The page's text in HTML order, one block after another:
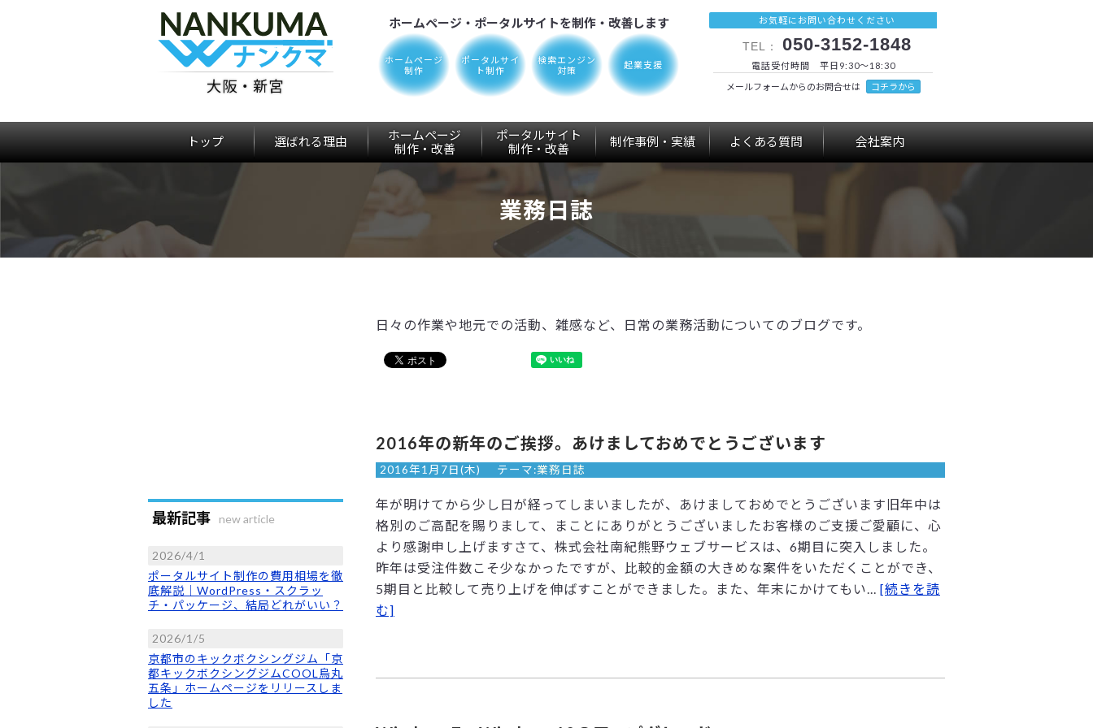
大阪・新宮
ホームページ・ポータルサイトを制作・改善します
ホームページ
制作
ポータルサイ
ト制作
検索エンジン
対策
起業支援
お気軽にお問い合わせください
TEL： 050-3152-1848
電話受付時間 平日9:30～18:30
メールフォームからのお問合せは
コチラから
トップ 選ばれる理由
ホームページ
制作・改善
ポータルサイト
制作・改善 制作事例・実績 よくある質問 会社案内
業務日誌
日々の作業や地元での活動、雑感など、日常の業務活動についてのブログです。
2016年の新年のご挨拶。あけましておめでとうございます
2016年1月7日(木) テーマ:業務日誌
年が明けてから少し日が経ってしまいましたが、あけましておめでとうございます旧年中は
格別のご高配を賜りまして、まことにありがとうございましたお客様のご支援ご愛顧に、心
より感謝申し上げますさて、株式会社南紀熊野ウェブサービスは、6期目に突入しました。
昨年は受注件数こそ少なかったですが、比較的金額の大きめな案件をいただくことができ、
5期目と比較して売り上げを伸ばすことができました。また、年末にかけてもい... [続きを読
む]
最新記事 new article
2026/4/1
ポータルサイト制作の費用相場を徹
底解説｜WordPress・スクラッ
チ・パッケージ、結局どれがいい？
2026/1/5
京都市のキックボクシングジム「京
都キックボクシングジムCOOL烏丸
五条」ホームページをリリースしま
した